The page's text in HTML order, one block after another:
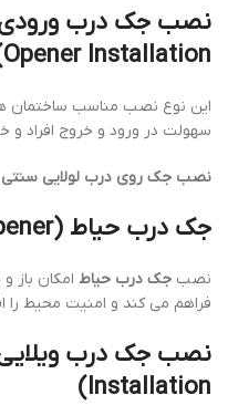
Opener Installation)
این نوع نصب مناسب ساختمان
سهولت در ورود و خروج افراد و
نصب جک روی درب لولایی
جک درب حیاط (Yard Gate Opener)
نصب جک درب حیاط امکان
فراهم می کند و امنیت محیط را
Installation)